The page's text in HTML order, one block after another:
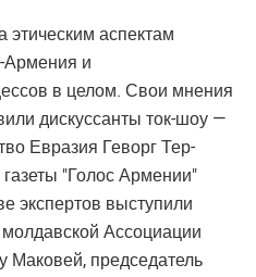
аспектам
и
в целом. Свои мнения
дискуссанты ток-шоу —
Евразия Геворг Тер-
"Голос Армении"
экспертов выступили
Ассоциации
Маковей, председатель